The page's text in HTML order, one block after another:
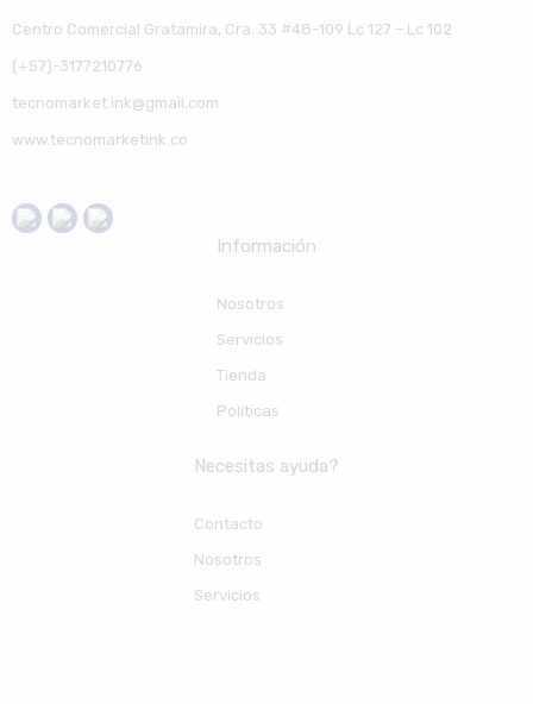
Centro Comercial Gratamira, Cra. 33 #48-109 Lc 127 – Lc 102
(+57)-3177210776
tecnomarket.ink@gmail.com
www.tecnomarketink.co
Información
Nosotros
Servicios
Tienda
Políticas
Necesitas ayuda?
Contacto
Nosotros
Servicios